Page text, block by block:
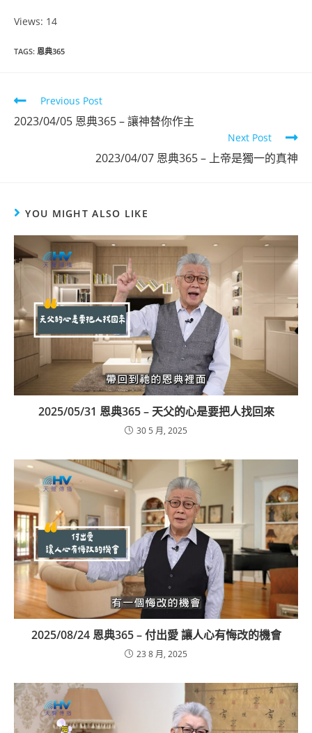
Views: 14
TAGS: 恩典365
Previous Post
2023/04/05 恩典365 – 讓神替你作主
Next Post
2023/04/07 恩典365 – 上帝是獨一的真神
YOU MIGHT ALSO LIKE
2025/05/31 恩典365 – 天父的心是要把人找回來
30 5 月, 2025
2025/08/24 恩典365 – 付出愛 讓人心有悔改的機會
23 8 月, 2025